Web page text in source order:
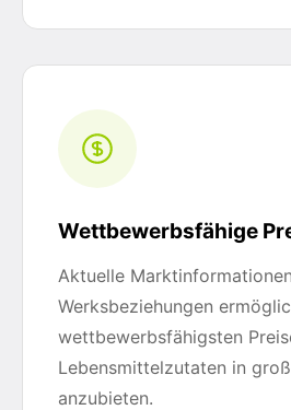
Wettbewerbsfähige
Aktuelle
Werksbeziehungen
wettbewerbsfähigsten
Lebensmittelzutaten in
anzubieten.